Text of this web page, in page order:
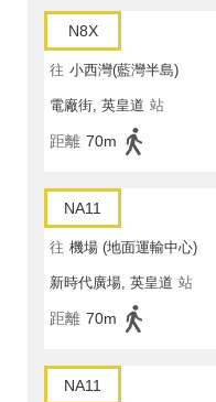
N8X
往 小西灣(藍灣半島)
電廠街, 英皇道 站
距離 70m
NA11
往 機場 (地面運輸中心)
新時代廣場, 英皇道 站
距離 70m
NA11